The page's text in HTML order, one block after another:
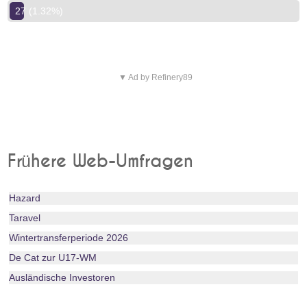
27 (1.32%)
▼ Ad by Refinery89
Frühere Web-Umfragen
Hazard
Taravel
Wintertransferperiode 2026
De Cat zur U17-WM
Ausländische Investoren